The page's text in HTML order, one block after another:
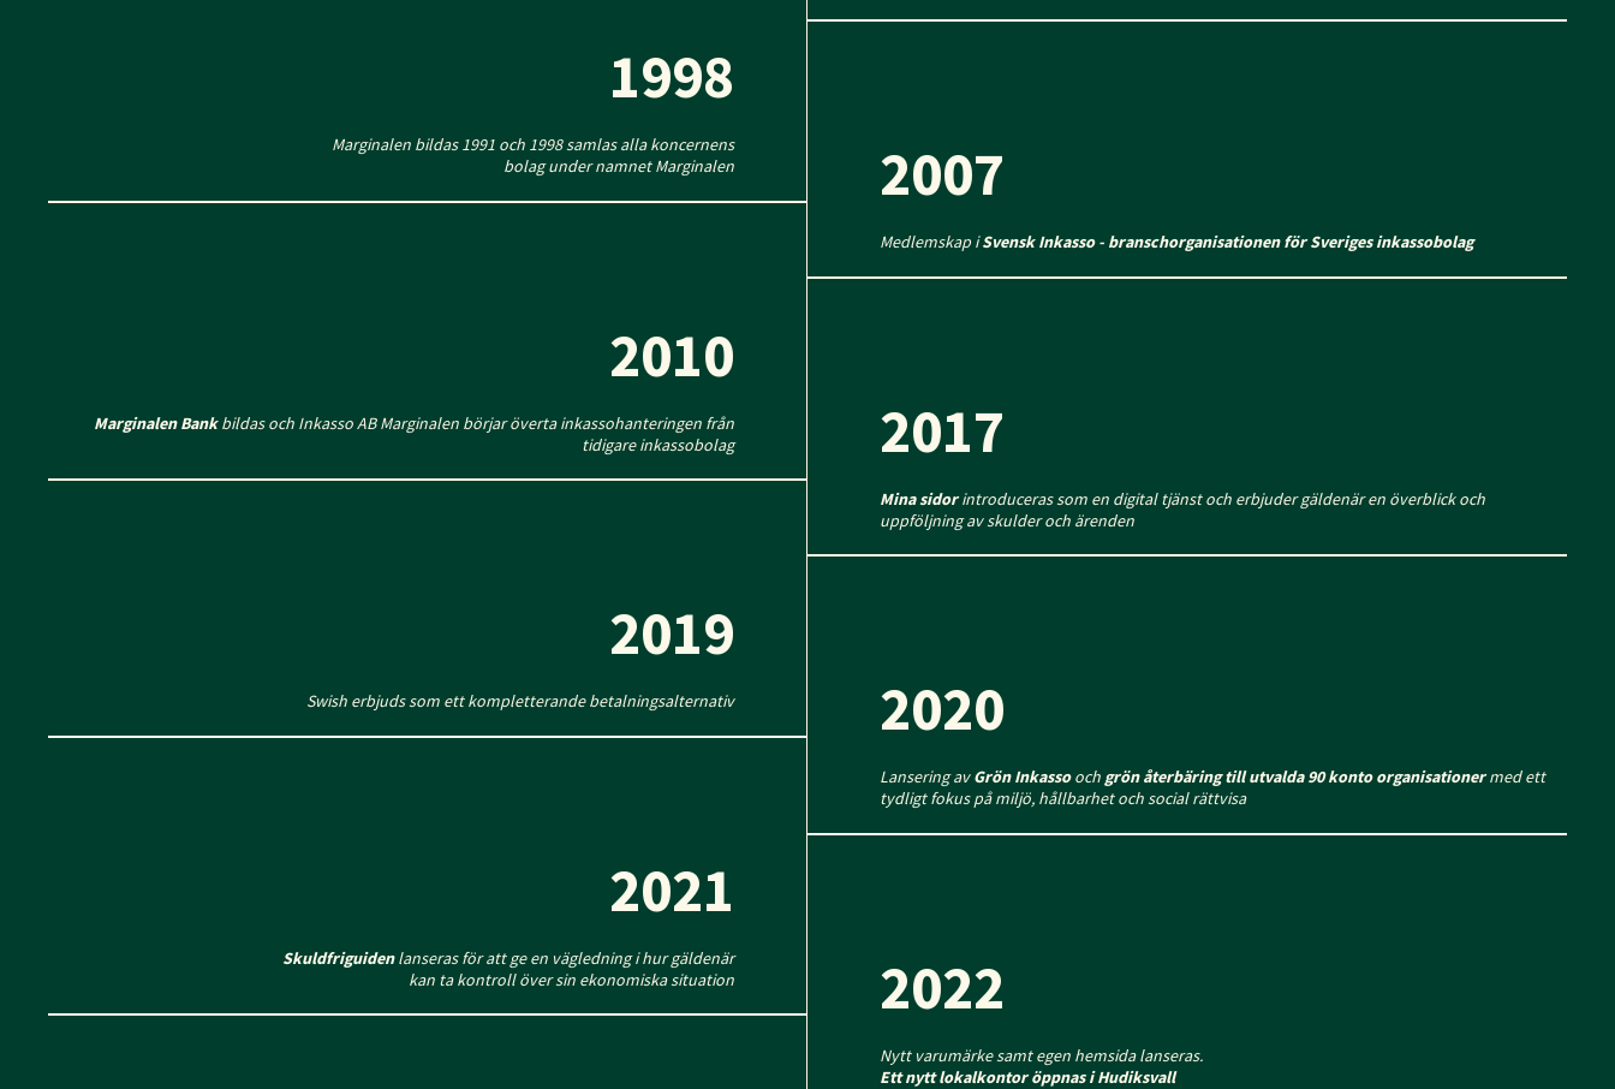
1998
Marginalen bildas 1991 och 1998 samlas alla koncernens
bolag under namnet Marginalen
2010
Marginalen Bankbildas och Inkasso AB Marginalen börjar överta inkassohanteringen från
tidigare inkassobolag
2019
Swish erbjuds som ett kompletterande betalningsalternativ
2021
Skuldfriguidenlanseras för att ge en vägledning i hur gäldenär
kan ta kontroll över sin ekonomiska situation
2007
Medlemskap iSvensk Inkasso- branschorganisationen för Sveriges inkassobolag
2017
Mina sidorintroduceras som en digital tjänst och erbjuder gäldenär en överblick och
uppföljning av skulder och ärenden
2020
Lansering avGrön Inkassooch grön återbäring till utvalda 90 konto organisationermed ett
tydligt fokus på miljö, hållbarhet och social rättvisa
2022
Nytt varumärke samt egen hemsida lanseras.
Ett nytt lokalkontor öppnas i Hudiksvall